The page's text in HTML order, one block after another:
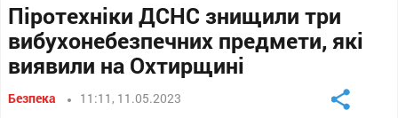
Піротехніки ДСНС знищили три
вибухонебезпечних предмети, які
виявили на Охтирщині
Безпека 11:11, 11.05.2023